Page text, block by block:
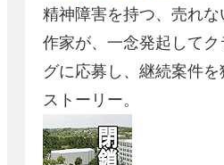
精神障害を持つ、売れ
作家が、一念発起して
グに応募し、継続案件
ストーリー。